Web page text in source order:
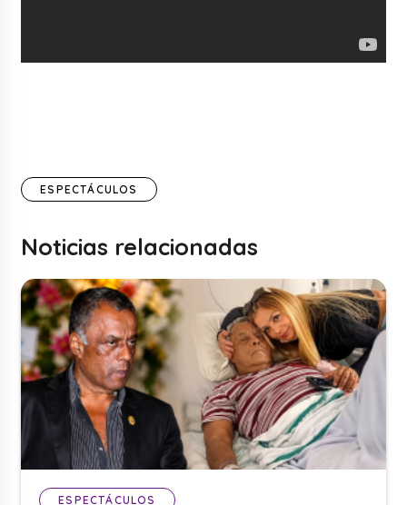
ESPECTÁCULOS
Noticias relacionadas
ESPECTÁCULOS